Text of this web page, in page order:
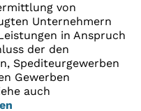
von
Unternehmern
in Anspruch
der den
Spediteurgewerben
Gewerben
auch